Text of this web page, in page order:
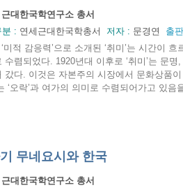
근대한국학연구소 총서
분 : 연세근대한국학총서 저자 : 문경연 출
‘미적 감응력’으로 소개된 ‘취미’는 시간이
수렴되었다. 1920년대 이후로 ‘취미’는 문
갔다. 이것은 자본주의 시장에서 문화상품
‘오락’과 여가의 의미로 수렴되어가고 있음
무네요시와 한국
근대한국학연구소 총서